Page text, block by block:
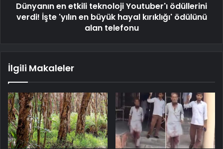
Dünyanın en etkili teknoloji Youtuber'ı ödüllerini
verdi! İşte 'yılın en büyük hayal kırıklığı' ödülünü
alan telefonu
İlgili Makaleler